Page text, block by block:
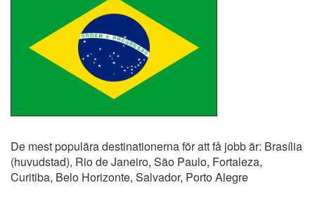
De mest populära destinationerna för att få jobb är: Brasília
(huvudstad), Rio de Janeiro, São Paulo, Fortaleza,
Curitiba, Belo Horizonte, Salvador, Porto Alegre